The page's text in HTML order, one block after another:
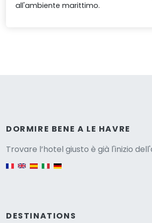
all'ambiente marittimo.
DORMIRE BENE A LE HAVRE
Trovare l’hotel giusto è già l'inizio
DESTINATIONS